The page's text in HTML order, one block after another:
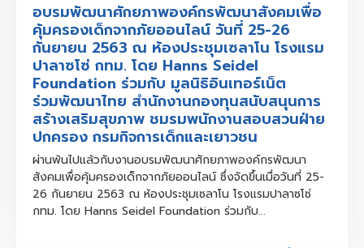
อบรมพัฒนาศักยภาพองค์กรพัฒนาสังคมเพื่อ
คุ้มครองเด็กจากภัยออนไลน์ วันที่ 25-26
กันยายน 2563 ณ ห้องประชุมเซลาโน โรงแรม
ปาลาซโซ่ กทม. โดย Hanns Seidel
Foundation ร่วมกับ มูลนิธิอินเทอร์เน็ต
ร่วมพัฒนาไทย สำนักงานกองทุนสนับสนุนการ
สร้างเสริมสุขภาพ ชมรมพนักงานสอบสวนฝ่าย
ปกครอง กรมกิจการเด็กและเยาวชน
ผ่านพ้นไปแล้วกับงานอบรมพัฒนาศักยภาพองค์กรพัฒนา
สังคมเพื่อคุ้มครองเด็กจากภัยออนไลน์ ซึ่งจัดขึ้นเมื่อวันที่ 25-
26 กันยายน 2563 ณ ห้องประชุมเซลาโน โรงแรมปาลาซโซ่
กทม. โดย Hanns Seidel Foundation ร่วมกับ...